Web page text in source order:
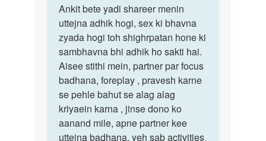
to
Mem
mere
ko
ye
problem
he
ki…
by
Ankit
Ankit
bete
yadi
shareer…
Ankit bete yadi shareer menin
uttejna adhik hogi, sex ki bhavna
zyada hogi toh shighrpatan hone ki
sambhavna bhi adhik ho sakti hai.
Aisee stithi mein, partner par focus
badhana, foreplay , pravesh karne
se pehle bahut se alag alag
kriyaein karna , jinse dono ko
aanand mile, apne partner kee
uttejna badhana, yeh sab activities